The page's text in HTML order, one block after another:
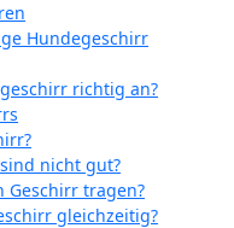
Hundegeschirr
richtig an?
nicht gut?
Geschirr tragen?
gleichzeitig?